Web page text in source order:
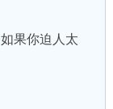
果你迫人太